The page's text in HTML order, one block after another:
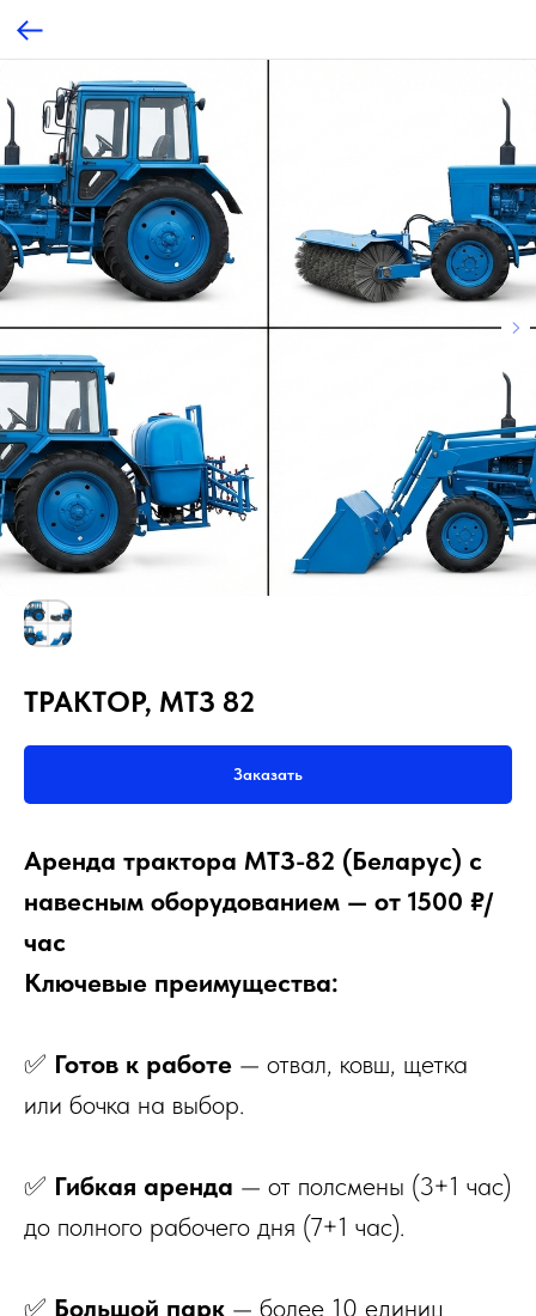
ТРАКТОР, МТЗ 82
Заказать
Аренда трактора МТЗ-82 (Беларус) с
навесным оборудованием — от 1500 ₽/
час
Ключевые преимущества:
✅ Готов к работе — отвал, ковш, щетка
или бочка на выбор.
✅ Гибкая аренда — от полсмены (3+1 час)
до полного рабочего дня (7+1 час).
✅ Большой парк — более 10 единиц